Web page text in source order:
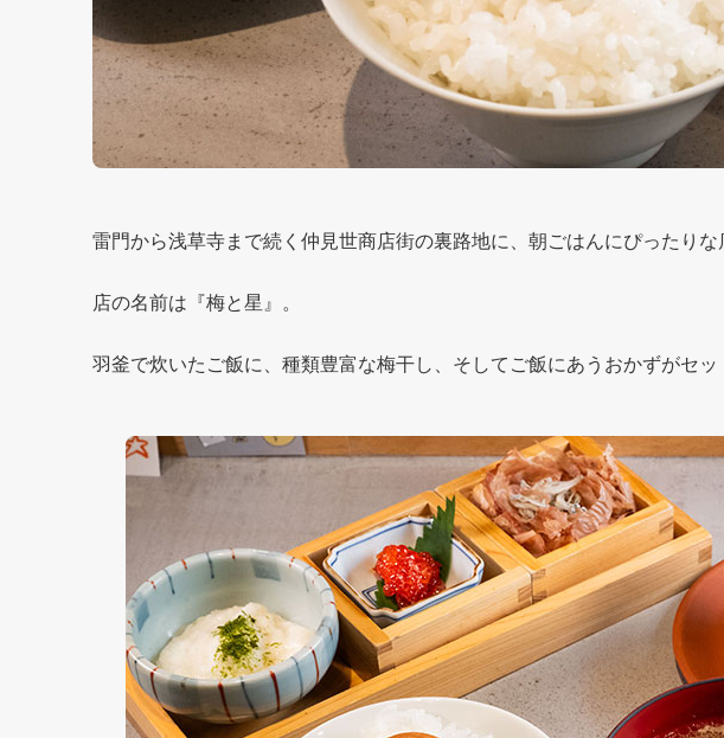
雷門から浅草寺まで続く仲見世商店街の裏路地に、朝ごはんにぴったりな
店の名前は『梅と星』。
羽釜で炊いたご飯に、種類豊富な梅干し、そしてご飯にあうおかずがセッ